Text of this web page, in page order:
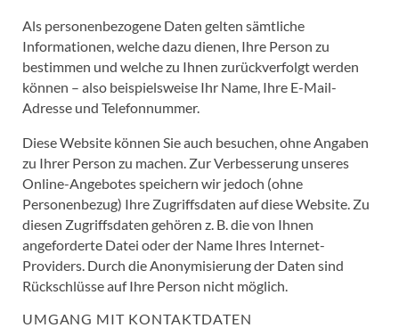
Als personenbezogene Daten gelten sämtliche
Informationen, welche dazu dienen, Ihre Person zu
bestimmen und welche zu Ihnen zurückverfolgt werden
können – also beispielsweise Ihr Name, Ihre E-Mail-
Adresse und Telefonnummer.
Diese Website können Sie auch besuchen, ohne Angaben
zu Ihrer Person zu machen. Zur Verbesserung unseres
Online-Angebotes speichern wir jedoch (ohne
Personenbezug) Ihre Zugriffsdaten auf diese Website. Zu
diesen Zugriffsdaten gehören z. B. die von Ihnen
angeforderte Datei oder der Name Ihres Internet-
Providers. Durch die Anonymisierung der Daten sind
Rückschlüsse auf Ihre Person nicht möglich.
UMGANG MIT KONTAKTDATEN